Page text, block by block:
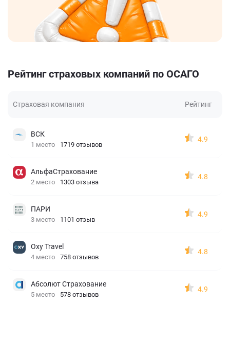
Рейтинг страховых компаний по ОСАГО
Страховая компания Рейтинг
ВСК
1 место 1719 отзывов
4.9
АльфаСтрахование
2 место 1303 отзыва
4.8
ПАРИ
3 место 1101 отзыв
4.9
Oxy Travel
4 место 758 отзывов
4.8
Абсолют Страхование
5 место 578 отзывов
4.9